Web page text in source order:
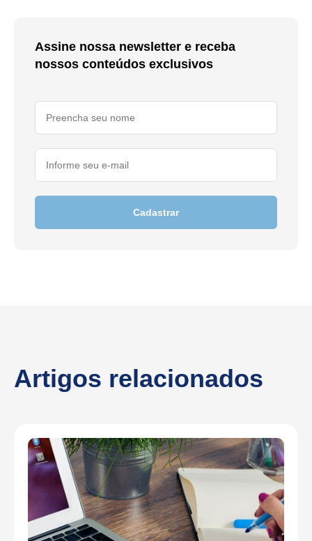
Assine nossa newsletter e receba
nossos conteúdos exclusivos
Cadastrar
Artigos relacionados